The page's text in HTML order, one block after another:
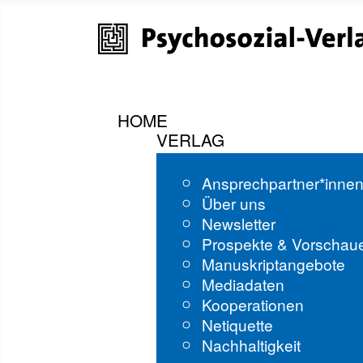
HOME
VERLAG
Über uns
Newsletter
Prospekte &
Manuskriptangebote
Mediadaten
Kooperationen
Netiquette
Nachhaltigkeit